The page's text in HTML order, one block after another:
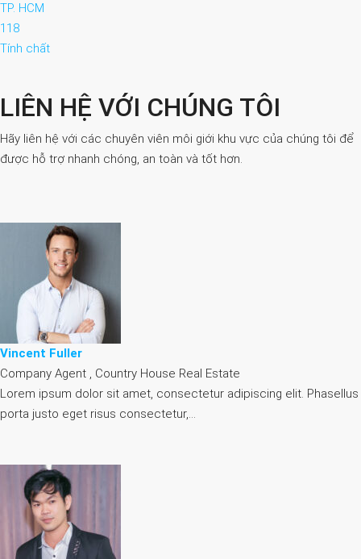
TP. HCM
118
Tính chất
LIÊN HỆ VỚI CHÚNG TÔI
Hãy liên hệ với các chuyên viên môi giới khu vực của chúng tôi để
được hỗ trợ nhanh chóng, an toàn và tốt hơn.
Vincent Fuller
Company Agent , Country House Real Estate
Lorem ipsum dolor sit amet, consectetur adipiscing elit. Phasellus
porta justo eget risus consectetur,…